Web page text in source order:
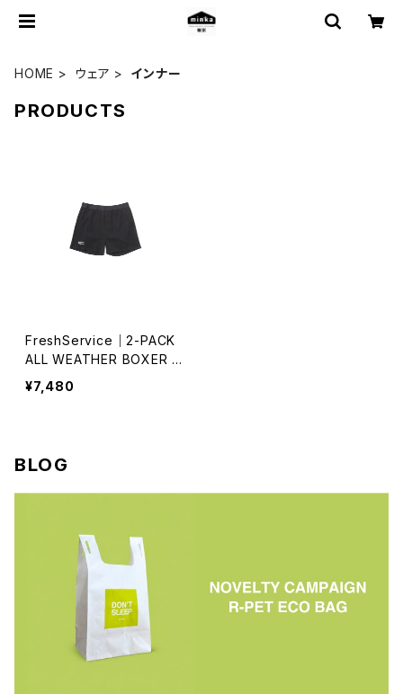
HOME ウェア インナー
PRODUCTS
FreshService｜2-PACK
ALL WEATHER BOXER S
HORTS
¥7,480
BLOG